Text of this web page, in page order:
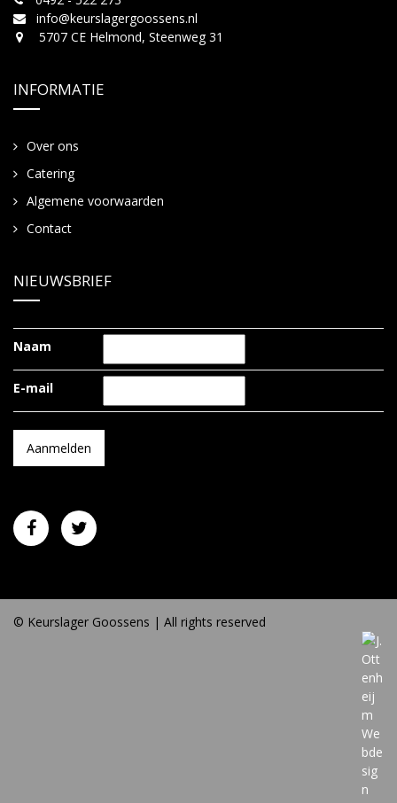
info@keurslagergoossens.nl
5707 CE Helmond, Steenweg 31
INFORMATIE
Over ons
Catering
Algemene voorwaarden
Contact
NIEUWSBRIEF
Naam
E-mail
© Keurslager Goossens | All rights reserved